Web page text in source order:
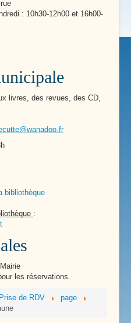
: 10h30-12h00 et 16h00-
livres, des revues, des CD,
bibliothèque
:
les réservations.
Prise de RDV
page